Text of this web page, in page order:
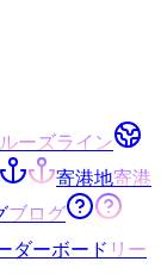
ーズライン
寄港地寄港
ブログ
ダーボード リー